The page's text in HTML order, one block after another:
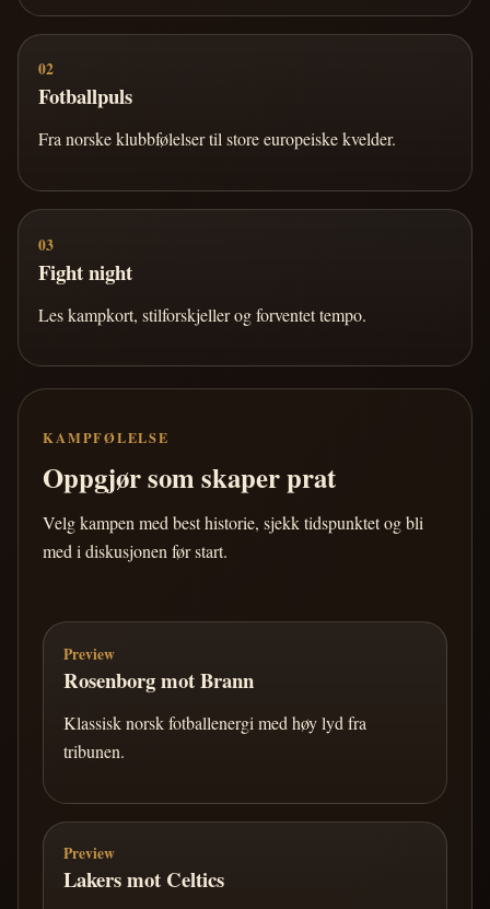
02
Fotballpuls
Fra norske klubbfølelser til store europeiske kvelder.
03
Fight night
Les kampkort, stilforskjeller og forventet tempo.
KAMPFØLELSE
Oppgjør som skaper prat
Velg kampen med best historie, sjekk tidspunktet og bli
med i diskusjonen før start.
Preview
Rosenborg mot Brann
Klassisk norsk fotballenergi med høy lyd fra
tribunen.
Preview
Lakers mot Celtics